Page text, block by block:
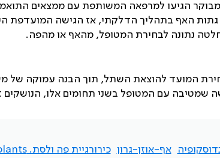
הגיעו למרפאה המשותפת עם ממצאים
האף בתהליך הדלקתי, אז הגישה המועדפת
נתונה לבחירת המטופל, מהאף או מהפה.
המועד להוצאת השתל, תוך הבנה עמוקה של
שמטיבה עם המטופל בשני תחומים אלו, הנושקים
אף-אוזן-גרון כירורגיית פה ולסת. Dental implants